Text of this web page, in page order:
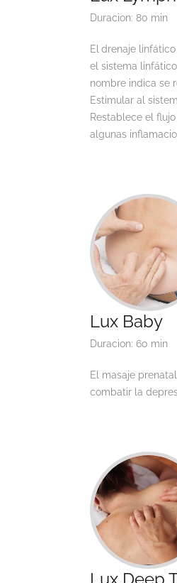
Duracion: 80 min
El drenaje
el sistema
nombre indica se
Estimular al
Restablece el
algunas
Lux Baby
Duracion: 60 min
El masaje
combatir la